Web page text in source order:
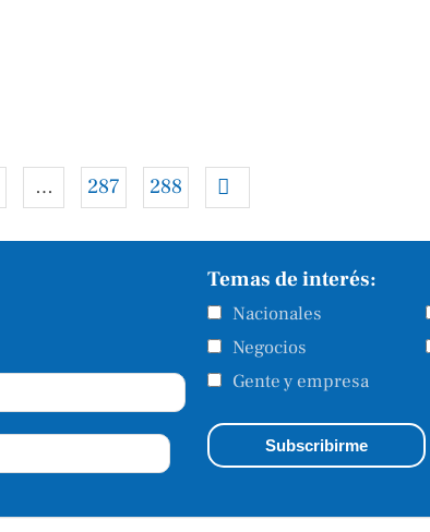
… 287 288
Temas de interés:
Nacionales
Negocios
Gente y empresa